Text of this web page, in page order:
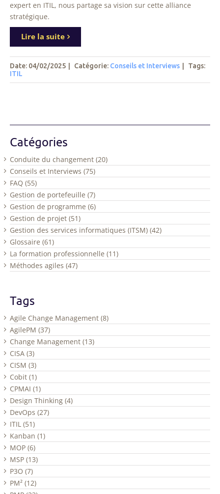
expert en ITIL, nous partage sa vision sur cette alliance
stratégique.
Lire la suite
Date: 04/02/2025 Catégorie: Conseils et Interviews Tags:
ITIL
Catégories
Conduite du changement (20)
Conseils et Interviews (75)
FAQ (55)
Gestion de portefeuille (7)
Gestion de programme (6)
Gestion de projet (51)
Gestion des services informatiques (ITSM) (42)
Glossaire (61)
La formation professionnelle (11)
Méthodes agiles (47)
Tags
Agile Change Management (8)
AgilePM (37)
Change Management (13)
CISA (3)
CISM (3)
Cobit (1)
CPMAI (1)
Design Thinking (4)
DevOps (27)
ITIL (51)
Kanban (1)
MOP (6)
MSP (13)
P3O (7)
PM² (12)